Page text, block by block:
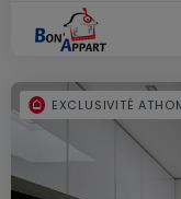
EXCLUSIVITÉ